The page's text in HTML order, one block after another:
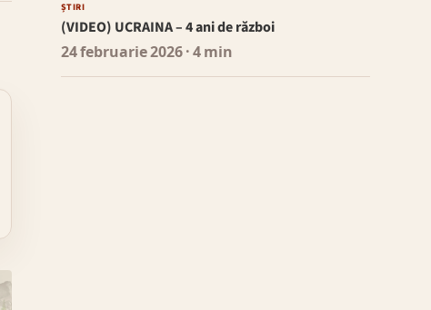
ȘTIRI
(VIDEO) UCRAINA – 4 ani de război
24 februarie 2026· 4 min